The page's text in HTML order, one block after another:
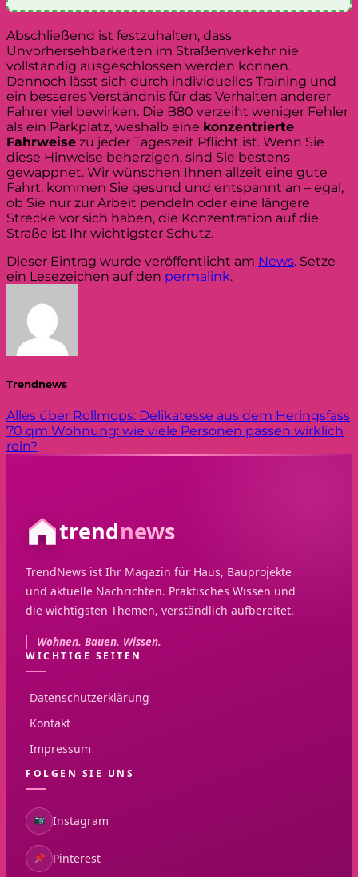
Abschließend ist festzuhalten, dass
Unvorhersehbarkeiten im Straßenverkehr nie
vollständig ausgeschlossen werden können.
Dennoch lässt sich durch individuelles Training und
ein besseres Verständnis für das Verhalten anderer
Fahrer viel bewirken. Die B80 verzeiht weniger Fehler
als ein Parkplatz, weshalb eine konzentrierte
Fahrweise zu jeder Tageszeit Pflicht ist. Wenn Sie
diese Hinweise beherzigen, sind Sie bestens
gewappnet. Wir wünschen Ihnen allzeit eine gute
Fahrt, kommen Sie gesund und entspannt an – egal,
ob Sie nur zur Arbeit pendeln oder eine längere
Strecke vor sich haben, die Konzentration auf die
Straße ist Ihr wichtigster Schutz.
Dieser Eintrag wurde veröffentlicht am News. Setze
ein Lesezeichen auf den permalink.
Trendnews
Alles über Rollmops: Delikatesse aus dem Heringsfass
70 qm Wohnung: wie viele Personen passen wirklich
rein?
trendnews
TrendNews ist Ihr Magazin für Haus, Bauprojekte
und aktuelle Nachrichten. Praktisches Wissen und
die wichtigsten Themen, verständlich aufbereitet.
Wohnen. Bauen. Wissen.
WICHTIGE SEITEN
Datenschutzerklärung
Kontakt
Impressum
FOLGEN SIE UNS
Instagram
Pinterest